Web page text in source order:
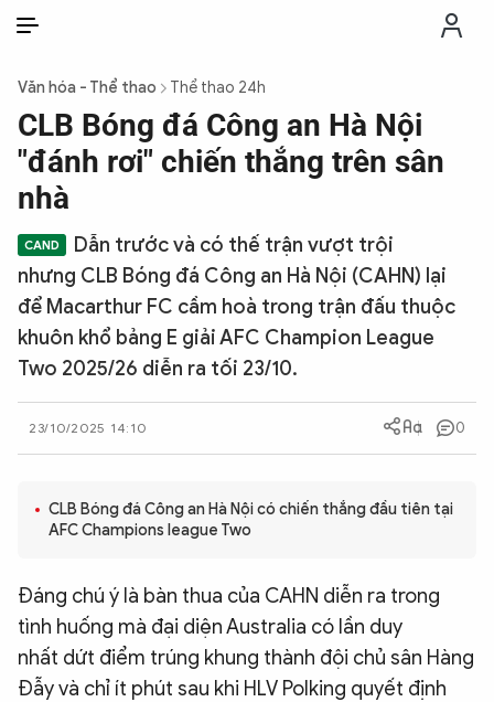
THỜI SỰ
CÔNG AN TRONG LÒNG DÂN
XÃ HỘI
CÔNG NGHỆ
QUỐC TẾ
VĂN HÓA - THỂ THAO
BẠN ĐỌC & CAND
Văn hóa - Thể thao Thể thao 24h
CLB Bóng đá Công an Hà Nội
"đánh rơi" chiến thắng trên sân
nhà
Dẫn trước và có thế trận vượt trội
nhưng CLB Bóng đá Công an Hà Nội (CAHN) lại
để Macarthur FC cầm hoà trong trận đấu thuộc
khuôn khổ bảng E giải AFC Champion League
Two 2025/26 diễn ra tối 23/10.
23/10/2025 14:10 0
CLB Bóng đá Công an Hà Nội có chiến thắng đầu tiên tại
AFC Champions league Two
Đáng chú ý là bàn thua của CAHN diễn ra trong
tình huống mà đại diện Australia có lần duy
nhất dứt điểm trúng khung thành đội chủ sân Hàng
Đẫy và chỉ ít phút sau khi HLV Polking quyết định